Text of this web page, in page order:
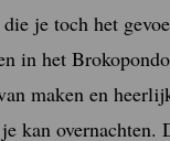
je toch het
in het
maken en
kan overnachten.